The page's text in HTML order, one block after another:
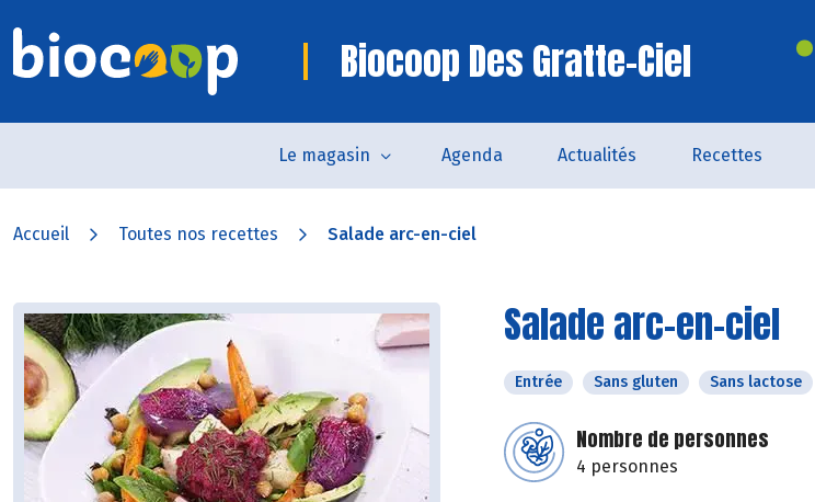
Biocoop Des Gratte-Ciel
Le magasin Agenda Actualités Recettes
Accueil Toutes nos recettes Salade arc-en-ciel
Salade arc-en-ciel
Entrée Sans gluten Sans lactose
Nombre de personnes
4 personnes